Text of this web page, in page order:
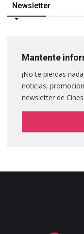
Newsletter
Mantente
¡No te pierdas
noticias,
newsletter de